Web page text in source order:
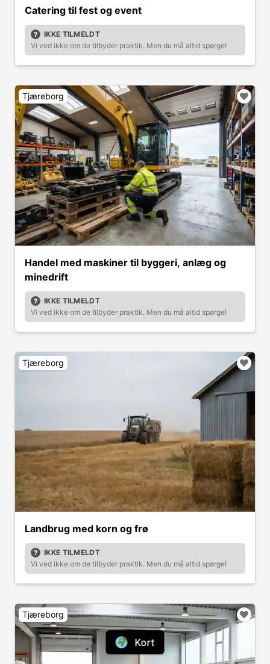
Kort
Catering til fest og event
IKKE TILMELDT
Vi ved ikke om de tilbyder praktik. Men du må altid spørge!
Tjæreborg
Handel med maskiner til byggeri, anlæg og
minedrift
IKKE TILMELDT
Vi ved ikke om de tilbyder praktik. Men du må altid spørge!
Tjæreborg
Landbrug med korn og frø
IKKE TILMELDT
Vi ved ikke om de tilbyder praktik. Men du må altid spørge!
Tjæreborg